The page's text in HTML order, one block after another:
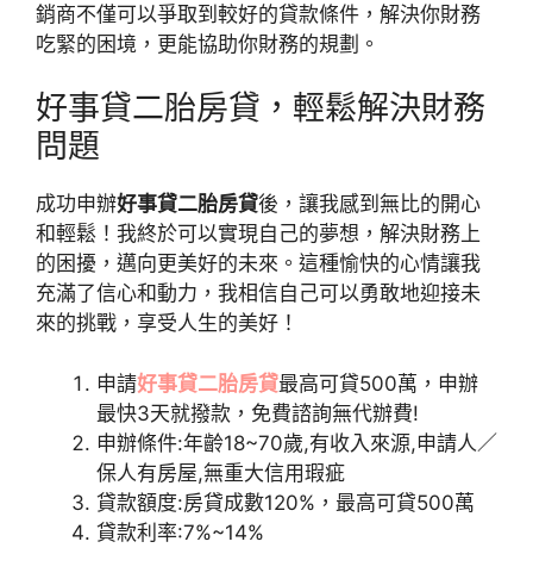
銷商不僅可以爭取到較好的貸款條件，解決你財務
吃緊的困境，更能協助你財務的規劃。
好事貸二胎房貸，輕鬆解決財務
問題
成功申辦好事貸二胎房貸後，讓我感到無比的開心
和輕鬆！我終於可以實現自己的夢想，解決財務上
的困擾，邁向更美好的未來。這種愉快的心情讓我
充滿了信心和動力，我相信自己可以勇敢地迎接未
來的挑戰，享受人生的美好！
申請好事貸二胎房貸最高可貸500萬，申辦
最快3天就撥款，免費諮詢無代辦費!
申辦條件:年齡18~70歲,有收入來源,申請人／
保人有房屋,無重大信用瑕疵
貸款額度:房貸成數120%，最高可貸500萬
貸款利率:7%~14%